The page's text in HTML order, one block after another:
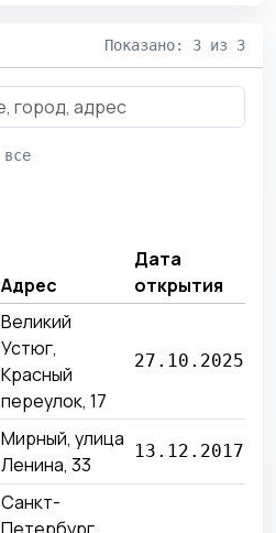
Показано: 3 из 3
все
Адрес
Дата
открытия
Великий
Устюг,
Красный
переулок, 17
27.10.2025
Мирный, улица
Ленина, 33
13.12.2017
Санкт-